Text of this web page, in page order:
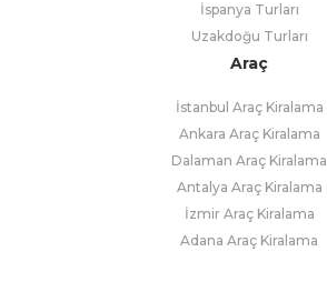
İspanya Turları
Uzakdoğu Turları
Araç
İstanbul Araç Kiralama
Ankara Araç Kiralama
Dalaman Araç Kiralama
Antalya Araç Kiralama
İzmir Araç Kiralama
Adana Araç Kiralama